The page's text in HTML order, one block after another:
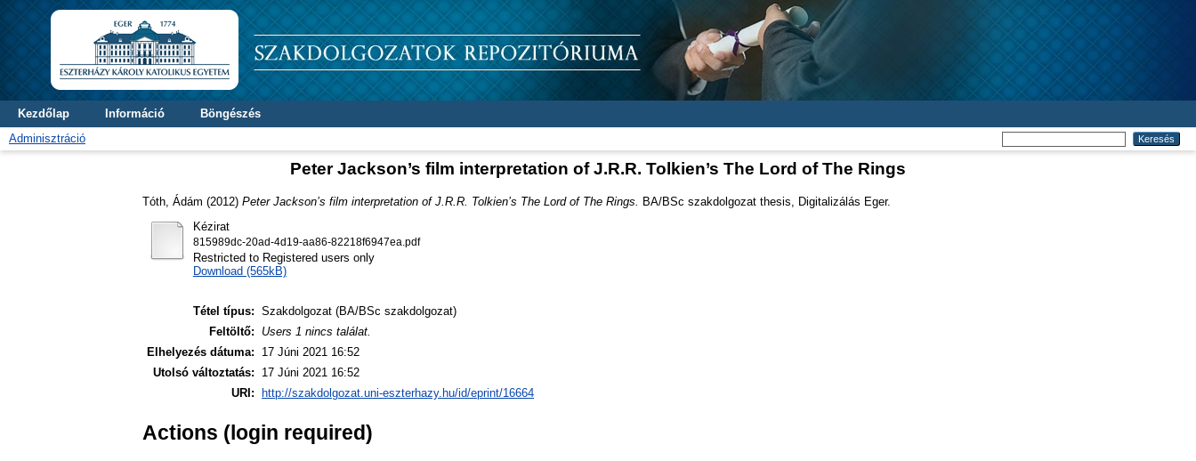
Kezdőlap Információ
Böngészés
Adminisztráció
Peter Jackson’s film interpretation of J.R.R. Tolkien’s The Lord of The Rings
Tóth, Ádám (2012) Peter Jackson’s film interpretation of J.R.R. Tolkien’s The Lord of The Rings.
BA/BSc szakdolgozat thesis, Digitalizálás Eger.
Kézirat
815989dc-20ad-4d19-aa86-82218f6947ea.pdf
Restricted to Registered users only
Download (565kB)
Tétel típus: Szakdolgozat (BA/BSc szakdolgozat)
Feltöltő:
Users 1 nincs találat.
Elhelyezés dátuma:
17 Júni 2021 16:52
Utolsó változtatás:
17 Júni 2021 16:52
URI:
http://szakdolgozat.uni-eszterhazy.hu/id/eprint/16664
Actions (login required)